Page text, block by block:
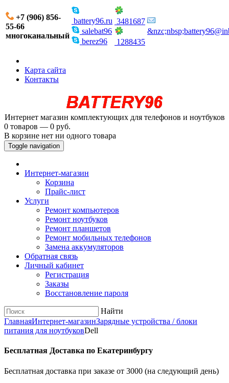
+7 (906) 856-
55-66
многоканальный
battery96.ru
salebat96
berez96
3481687
1288435
Карта сайта
Контакты
Интернет магазин комплектующих для телефонов и ноутбуков
0 товаров — 0 руб.
В корзине нет ни одного товара
Toggle navigation
Интернет-магазин
Корзина
Прайс-лист
Услуги
Ремонт компьютеров
Ремонт ноутбуков
Ремонт планшетов
Ремонт мобильных телефонов
Замена аккумуляторов
Обратная связь
Личный кабинет
Регистрация
Заказы
Восстановление пароля
Найти
ГлавнаяИнтернет-магазинЗарядные устройства / блоки
питания для ноутбуковDell
Бесплатная Доставка по Екатеринбургу
Бесплатная доставка при заказе от 3000 (на следующий день)